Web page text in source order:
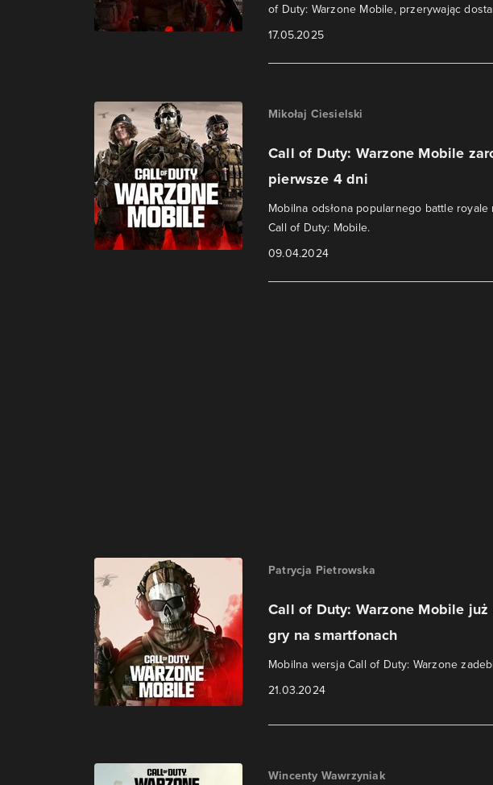
of Duty: Warzone Mobile, przerywając
17.05.2025
Mikołaj Ciesielski
Call of Duty: Warzone Mobile
pierwsze 4 dni
Mobilna odsłona popularnego battle
Call of Duty: Mobile.
09.04.2024
Patrycja Pietrowska
Call of Duty: Warzone Mobile
gry na smartfonach
Mobilna wersja Call of Duty: Warzone
21.03.2024
Wincenty Wawrzyniak